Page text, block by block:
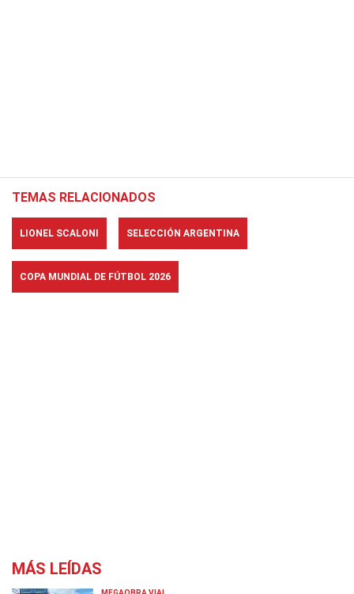
TEMAS RELACIONADOS
LIONEL SCALONI SELECCIÓN ARGENTINA
COPA MUNDIAL DE FÚTBOL 2026
MÁS LEÍDAS